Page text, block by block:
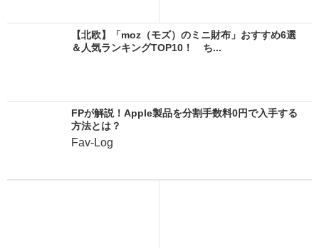
【北欧】「moz（モズ）のミニ財布」おすすめ6選
＆人気ランキングTOP10！ ち...
FPが解説！Apple製品を分割手数料0円で入手する
方法とは？
Fav-Log